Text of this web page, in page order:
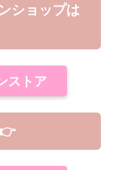
ショップは
ストア
👉